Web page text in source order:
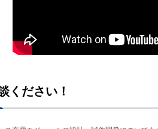
ください！